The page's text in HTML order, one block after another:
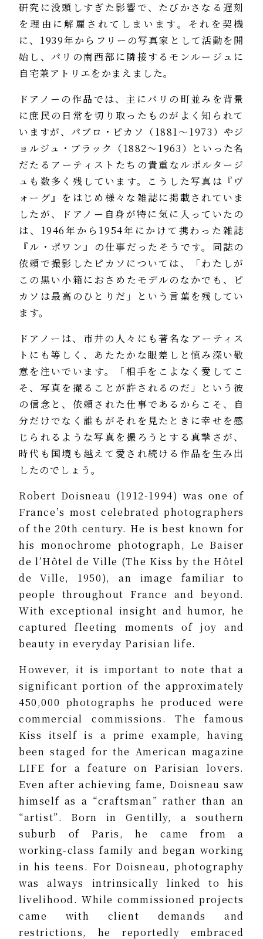
研究に没頭しすぎた影響で、たびかさなる遅刻
を理由に解雇されてしまいます。それを契機
に、1939年からフリーの写真家として活動を開
始し、パリの南西部に隣接するモンルージュに
自宅兼アトリエをかまえました。
ドアノーの作品では、主にパリの町並みを背景
に庶民の日常を切り取ったものがよく知られて
いますが、パブロ・ピカソ（1881～1973）やジ
ョルジュ・ブラック（1882～1963）といった名
だたるアーティストたちの貴重なルポルタージ
ュも数多く残しています。こうした写真は『ヴ
ォーグ』をはじめ様々な雑誌に掲載されていま
したが、ドアノー自身が特に気に入っていたの
は、1946年から1954年にかけて携わった雑誌
『ル・ポワン』の仕事だったそうです。同誌の
依頼で撮影したピカソについては、「わたしが
この黒い小箱におさめたモデルのなかでも、ピ
カソは最高のひとりだ」という言葉を残してい
ます。
ドアノーは、市井の人々にも著名なアーティス
トにも等しく、あたたかな眼差しと慎み深い敬
意を注いでいます。「相手をこよなく愛してこ
そ、写真を撮ることが許されるのだ」という彼
の信念と、依頼された仕事であるからこそ、自
分だけでなく誰もがそれを見たときに幸せを感
じられるような写真を撮ろうとする真摯さが、
時代も国境も越えて愛され続ける作品を生み出
したのでしょう。
Robert Doisneau (1912-1994) was one of
France’s most celebrated photographers
of the 20th century. He is best known for
his monochrome photograph, Le Baiser
de l’Hôtel de Ville (The Kiss by the Hôtel
de Ville, 1950), an image familiar to
people throughout France and beyond.
With exceptional insight and humor, he
captured fleeting moments of joy and
beauty in everyday Parisian life.
However, it is important to note that a
significant portion of the approximately
450,000 photographs he produced were
commercial commissions. The famous
Kiss itself is a prime example, having
been staged for the American magazine
LIFE for a feature on Parisian lovers.
Even after achieving fame, Doisneau saw
himself as a “craftsman” rather than an
“artist”. Born in Gentilly, a southern
suburb of Paris, he came from a
working-class family and began working
in his teens. For Doisneau, photography
was always intrinsically linked to his
livelihood. While commissioned projects
came with client demands and
restrictions, he reportedly embraced